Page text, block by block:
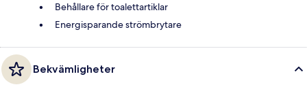
Behållare för toalettartiklar
Energisparande strömbrytare
Bekvämligheter